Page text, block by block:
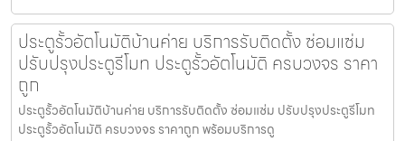
ประตูรั้วอัตโนมัติบ้านค่าย บริการรับติดตั้ง ซ่อมแซ่ม
ปรับปรุงประตูรีโมท ประตูรั้วอัตโนมัติ ครบวงจร ราคา
ถูก
ประตูรั้วอัตโนมัติบ้านค่าย บริการรับติดตั้ง ซ่อมแซ่ม ปรับปรุงประตูรีโมท
ประตูรั้วอัตโนมัติ ครบวงจร ราคาถูก พร้อมบริการดู